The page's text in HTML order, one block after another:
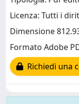
Licenza: Tutti i
Dimensione
Formato Adobe
Richiedi una